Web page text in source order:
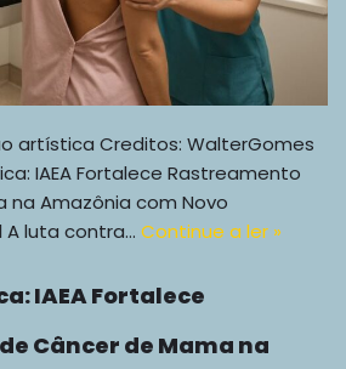
artística Creditos: WalterGomes
IAEA Fortalece Rastreamento
na Amazônia com Novo
A luta contra… Continue a ler »
IAEA Fortalece
Câncer de Mama na